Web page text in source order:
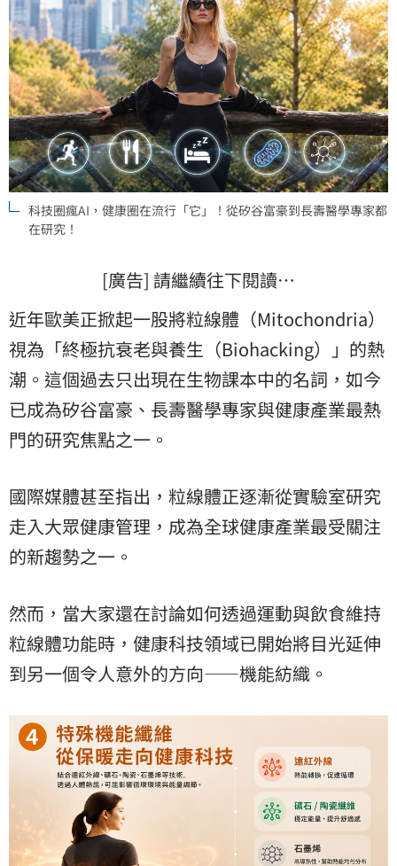
科技圈瘋AI，健康圈在流行「它」！從矽谷富豪到長壽醫學專家都
在研究！
[廣告] 請繼續往下閱讀…
近年歐美正掀起一股將粒線體（Mitochondria）
視為「終極抗衰老與養生（Biohacking）」的熱
潮。這個過去只出現在生物課本中的名詞，如今
已成為矽谷富豪、長壽醫學專家與健康產業最熱
門的研究焦點之一。
國際媒體甚至指出，粒線體正逐漸從實驗室研究
走入大眾健康管理，成為全球健康產業最受關注
的新趨勢之一。
然而，當大家還在討論如何透過運動與飲食維持
粒線體功能時，健康科技領域已開始將目光延伸
到另一個令人意外的方向——機能紡織。